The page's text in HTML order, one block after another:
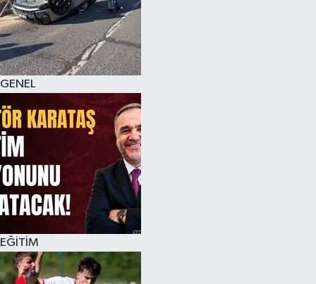
GENEL
EĞİTİM
KÜLTÜR SANAT
MAGAZİN
SAĞLIK
SİYASET
SPOR
TEKNOLOJİ
VİZYONDAKİLER
YAŞAM